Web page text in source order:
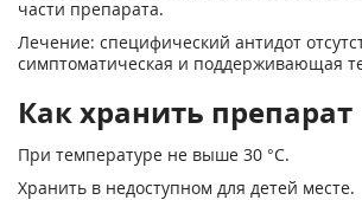
части препарата.
Лечение: специфический антидот
симптоматическая и поддерживающая
Как хранить препарат
При температуре не выше 30 °С.
Хранить в недоступном для детей месте.